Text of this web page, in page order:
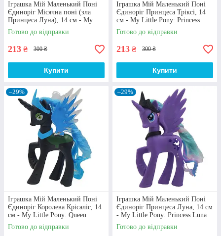
Різнопланові іграшки
Якщо Ваша дитина захоплюється такими
персонажами якСонік
, Гаррі Поттер, Бетмен,
Оптимус Прайм чи іншими героями від Marvel – у
нас Ви неодмінно знайдете потрібний варіант
забавки. Також у каталозі є аксесуари зі світу аніме,
м’які іграшки, конструктори, ляльки та безліч інших
Взаємовигідна співпраця
Наш магазин створює необхідні умови, аби купувати
іграшки на сайті "Azolla" було зручно та вигідно для
Іграшка Мій Маленький Поні
Єдиноріг Місячна поні (зла
Принцеса Луна), 14 см - My
Little Pony: Nightmare Moon
Готово до відправки
213 ₴ 300 ₴
Купити
Іграшка Мій Маленький Поні
Єдиноріг Принцеса Тріксі, 14
см - My Little Pony: Princess
Trixie
Готово до відправки
213 ₴ 300 ₴
Купити
–29%
Іграшка Мій Маленький Поні
Єдиноріг Королева Крісаліс, 14
см - My Little Pony: Queen
Chrysalis
Готово до відправки
–29%
Іграшка Мій Маленький Поні
Єдиноріг Принцеса Луна, 14 см
- My Little Pony: Princess Luna
Готово до відправки